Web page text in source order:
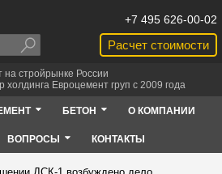
Расчет стоимости
+7 495 626-00-02
на стройрынке России
Евроцемент груп с 2009 года
БЕТОН О КОМПАНИИ
ВОПРОСЫ КОНТАКТЫ